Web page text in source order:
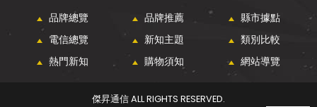
品牌總覽 品牌推薦
縣市據點
電信總覽
新知主題
類別比較
熱門新知
購物須知 網站導覽
傑昇通信 ALL RIGHTS RESERVED.